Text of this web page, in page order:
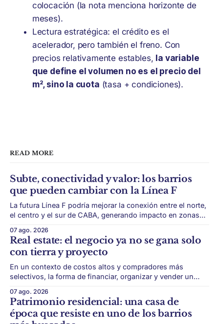
colocación (la nota menciona horizonte de
meses).
Lectura estratégica: el crédito es el
acelerador, pero también el freno. Con
precios relativamente estables, la variable
que define el volumen no es el precio del
m², sino la cuota (tasa + condiciones).
READ MORE
Subte, conectividad y valor: los barrios
que pueden cambiar con la Línea F
La futura Línea F podría mejorar la conexión entre el norte,
el centro y el sur de CABA, generando impacto en zonas
transporte puede cambiar el mapa inmobiliario de una
ciudad. La futura Línea F del subte busca mejorar la
conexión
07 ago. 2026
Real estate: el negocio ya no se gana solo
con tierra y proyecto
En un contexto de costos altos y compradores más
selectivos, la forma de financiar, organizar y vender un
éxito de un desarrollo inmobiliario ya no depende solo de
conseguir un buen terreno. En un mercado más exigente,
la estructura financiera, legal
07 ago. 2026
Patrimonio residencial: una casa de
época que resiste en uno de los barrios